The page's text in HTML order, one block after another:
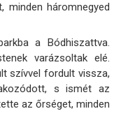
minden háromnegyed
a Bódhiszattva.
varázsoltak elé.
szívvel fordult vissza,
s ismét az
az őrséget, minden